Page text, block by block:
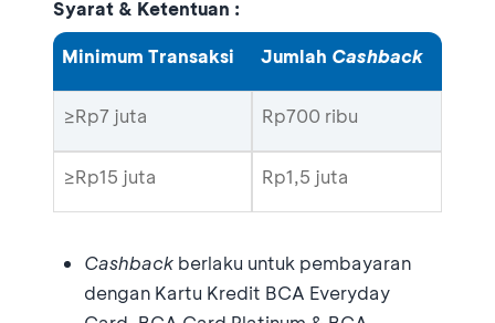
Syarat & Ketentuan :
Minimum Transaksi Jumlah Cashback
≥Rp7 juta Rp700 ribu
≥Rp15 juta Rp1,5 juta
Cashback berlaku untuk pembayaran
dengan Kartu Kredit BCA Everyday